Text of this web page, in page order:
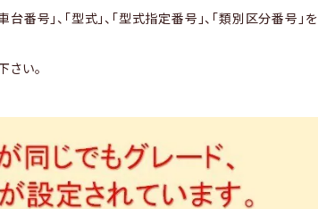
番号」、「型式」、「型式指定番号」、「類別区分番号」を
さい。